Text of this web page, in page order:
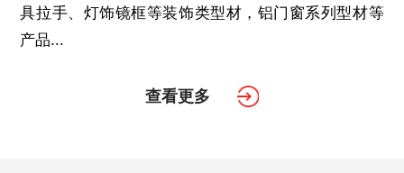
具拉手、灯饰镜框等装饰类型材，铝门窗系列型材等
产品...
查看更多